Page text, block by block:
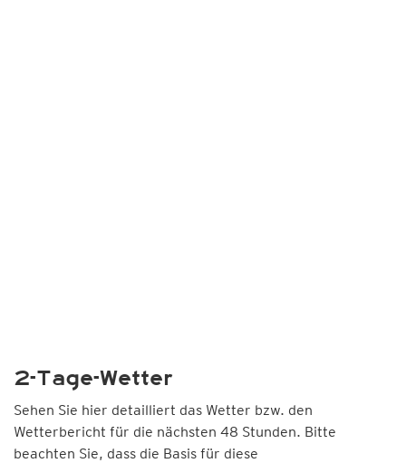
2-Tage-Wetter
Sehen Sie hier detailliert das Wetter bzw. den
Wetterbericht für die nächsten 48 Stunden. Bitte
beachten Sie, dass die Basis für diese